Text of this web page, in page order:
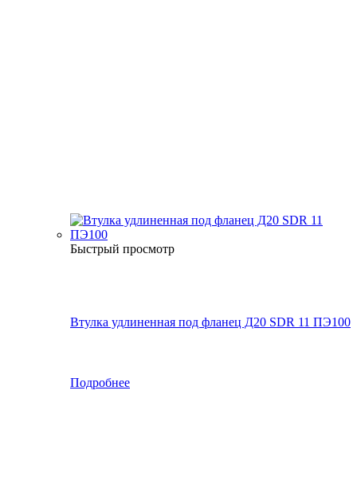
Быстрый просмотр
Втулка удлиненная под фланец Д20 SDR 11 ПЭ100
Подробнее